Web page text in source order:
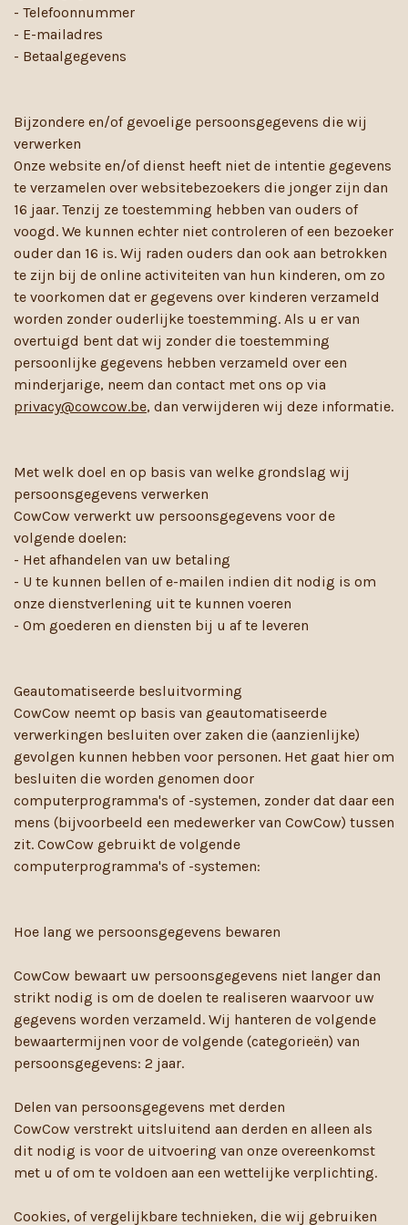
- Telefoonnummer
- E-mailadres
- Betaalgegevens
Bijzondere en/of gevoelige persoonsgegevens die wij
verwerken
Onze website en/of dienst heeft niet de intentie gegevens
te verzamelen over websitebezoekers die jonger zijn dan
16 jaar. Tenzij ze toestemming hebben van ouders of
voogd. We kunnen echter niet controleren of een bezoeker
ouder dan 16 is. Wij raden ouders dan ook aan betrokken
te zijn bij de online activiteiten van hun kinderen, om zo
te voorkomen dat er gegevens over kinderen verzameld
worden zonder ouderlijke toestemming. Als u er van
overtuigd bent dat wij zonder die toestemming
persoonlijke gegevens hebben verzameld over een
minderjarige, neem dan contact met ons op via
privacy@cowcow.be, dan verwijderen wij deze informatie.
Met welk doel en op basis van welke grondslag wij
persoonsgegevens verwerken
CowCow verwerkt uw persoonsgegevens voor de
volgende doelen:
- Het afhandelen van uw betaling
- U te kunnen bellen of e-mailen indien dit nodig is om
onze dienstverlening uit te kunnen voeren
- Om goederen en diensten bij u af te leveren
Geautomatiseerde besluitvorming
CowCow neemt op basis van geautomatiseerde
verwerkingen besluiten over zaken die (aanzienlijke)
gevolgen kunnen hebben voor personen. Het gaat hier om
besluiten die worden genomen door
computerprogramma's of -systemen, zonder dat daar een
mens (bijvoorbeeld een medewerker van CowCow) tussen
zit. CowCow gebruikt de volgende
computerprogramma's of -systemen:
Hoe lang we persoonsgegevens bewaren
CowCow bewaart uw persoonsgegevens niet langer dan
strikt nodig is om de doelen te realiseren waarvoor uw
gegevens worden verzameld. Wij hanteren de volgende
bewaartermijnen voor de volgende (categorieën) van
persoonsgegevens: 2 jaar.
Delen van persoonsgegevens met derden
CowCow verstrekt uitsluitend aan derden en alleen als
dit nodig is voor de uitvoering van onze overeenkomst
met u of om te voldoen aan een wettelijke verplichting.
Cookies, of vergelijkbare technieken, die wij gebruiken